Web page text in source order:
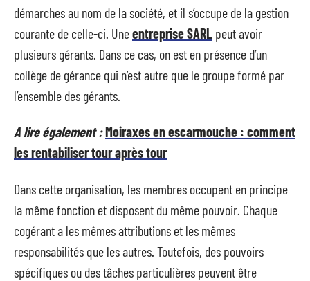
démarches au nom de la société, et il s’occupe de la gestion
courante de celle-ci. Uneentreprise SARL peut avoir
plusieurs gérants. Dans ce cas, on est en présence d’un
collège de gérance qui n’est autre que le groupe formé par
l’ensemble des gérants.
A lire également :Moiraxes en escarmouche : comment
les rentabiliser tour après tour
Dans cette organisation, les membres occupent en principe
la même fonction et disposent du même pouvoir. Chaque
cogérant a les mêmes attributions et les mêmes
responsabilités que les autres. Toutefois, des pouvoirs
spécifiques ou des tâches particulières peuvent être